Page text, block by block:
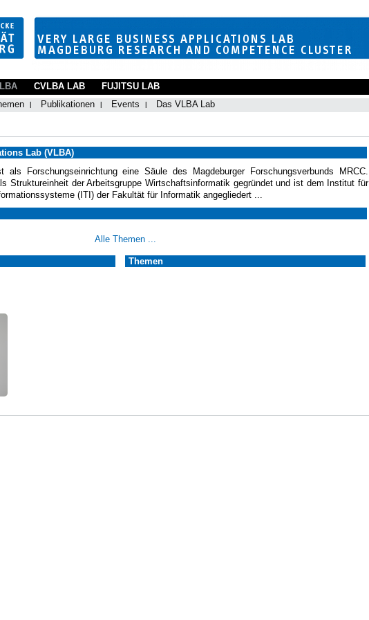
Publikationen Events Das VLBA Lab
CVLBA LAB FUJITSU LAB
Lab (VLBA)
als Forschungseinrichtung eine Säule des Magdeburger Forschungsverbunds MRCC.
Struktureinheit der Arbeitsgruppe Wirtschaftsinformatik gegründet und ist dem Institut für
(ITI) der Fakultät für Informatik angegliedert ...
Alle Themen ...
Themen